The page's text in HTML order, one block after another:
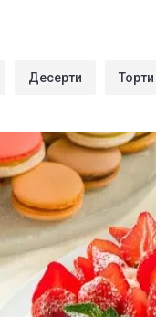
Десерти Торти